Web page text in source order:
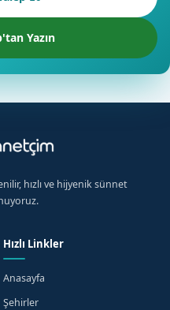
Yazın
hızlı ve hijyenik sünnet
Hızlı Linkler
Anasayfa
Şehirler